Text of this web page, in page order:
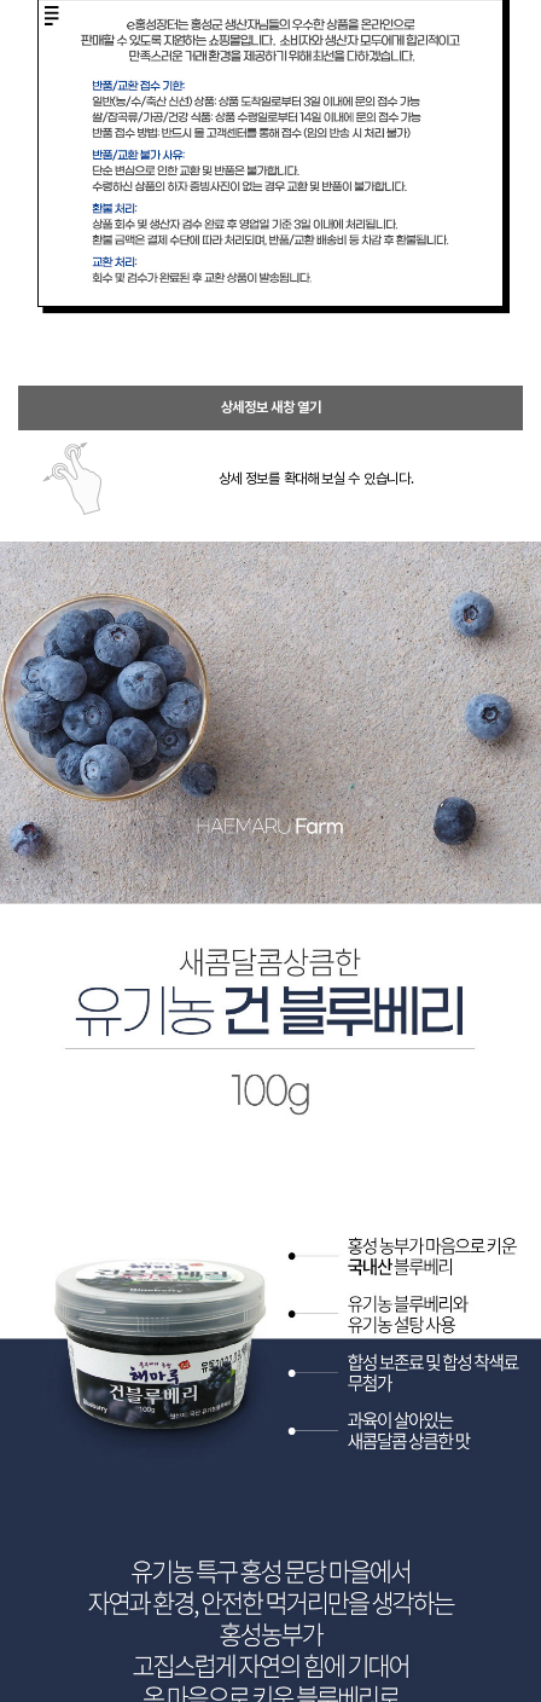
상세정보 새창 열기
상세 정보를 확대해 보실 수 있습니다.